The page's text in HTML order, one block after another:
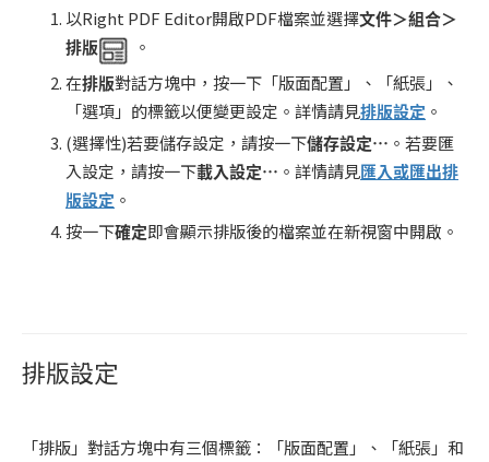
以Right PDF Editor開啟PDF檔案並選擇文件＞組合＞
排版
。
在排版對話方塊中，按一下「版面配置」、「紙張」、
「選項」的標籤以便變更設定。詳情請見排版設定 。
(選擇性)若要儲存設定，請按一下儲存設定… 。若要匯
入設定，請按一下載入設定… 。詳情請見匯入或匯出排
版設定 。
按一下確定即會顯示排版後的檔案並在新視窗中開啟。
排版設定
「排版」對話方塊中有三個標籤：「版面配置」、「紙張」和